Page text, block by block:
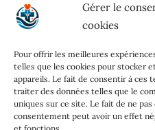
Gérer le
cookies
Pour offrir les meilleures
telles que les cookies pour stocker
appareils. Le fait de consentir à ces
traiter des données telles que le
uniques sur ce site. Le fait de ne
consentement peut avoir un effet
Les meilleures plantes
et
Régime cétogène :